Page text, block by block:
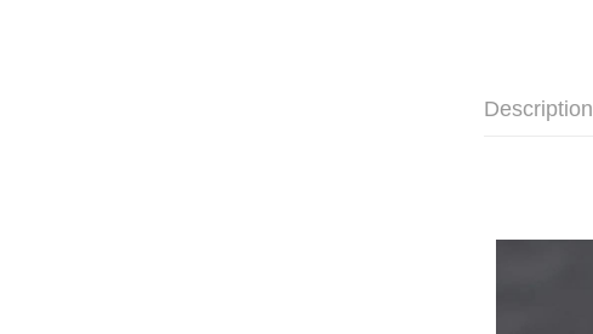
Description